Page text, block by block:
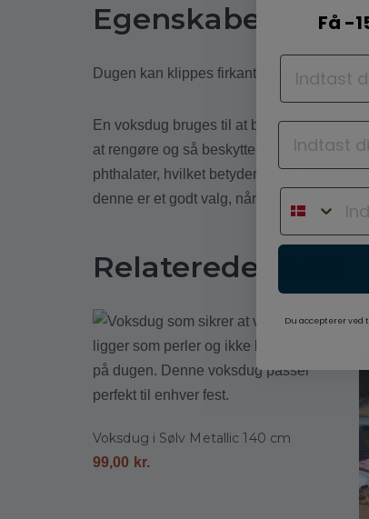
Egenskaber og
Dugen kan klippes firkantet, rund, oval
En voksdug bruges til at beskytte borde
at rengøre og så beskytter den bordet
phthalater, hvilket betyder, at de ikke
denne er et godt valg, når du ønsker at
Relaterede varer
Voksdug i Sølv Metallic 140 cm
99,00 kr.
Få -
Du accepterer